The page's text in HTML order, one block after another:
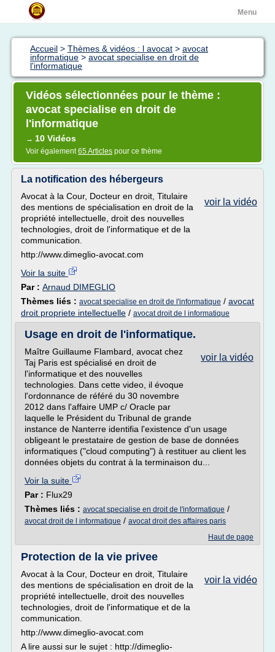
Menu
Accueil > Thèmes & vidéos : l avocat > avocat
informatique > avocat specialise en droit de
l'informatique
Vidéos sélectionnées pour le thème :
avocat specialise en droit de
l'informatique
→ 10 Vidéos
Voir également65 Articles pour ce thème
La notification des hébergeurs
voir la vidéo
Avocat à la Cour, Docteur en droit, Titulaire
des mentions de spécialisation en droit de la
propriété intellectuelle, droit des nouvelles
technologies, droit de l'informatique et de la
communication.
http://www.dimeglio-avocat.com
Voir la suite
Par : Arnaud DIMEGLIO
Thèmes liés : avocat specialise en droit de l'informatique / avocat
droit propriete intellectuelle / avocat droit de l informatique
Usage en droit de l'informatique.
voir la vidéo
Maître Guillaume Flambard, avocat chez
Taj Paris est spécialisé en droit de
l'informatique et des nouvelles
technologies. Dans cette video, il évoque
l'ordonnance de référé du 30 novembre
2012 dans l'affaire UMP c/ Oracle par
laquelle le Président du Tribunal de grande
instance de Nanterre identifia l'existence d'un usage
obligeant le prestataire de gestion de base de données
informatiques ("cloud computing") à restituer au client les
données objets du contrat à la terminaison du...
Voir la suite
Par : Flux29
Thèmes liés : avocat specialise en droit de l'informatique /
avocat droit de l informatique / avocat droit des affaires paris
Haut de page
Protection de la vie privee
voir la vidéo
Avocat à la Cour, Docteur en droit, Titulaire
des mentions de spécialisation en droit de la
propriété intellectuelle, droit des nouvelles
technologies, droit de l'informatique et de la
communication.
http://www.dimeglio-avocat.com
A lire aussi sur le sujet : http://dimeglio-